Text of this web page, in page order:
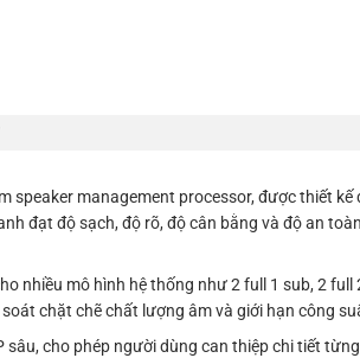
speaker management processor, được thiết
đạt độ sạch, độ rõ, độ cân bằng và độ an
nhiều mô hình hệ thống như 2 full 1 sub, 2 full
chặt chẽ chất lượng âm và giới hạn công
sâu, cho phép người dùng can thiệp chi tiết